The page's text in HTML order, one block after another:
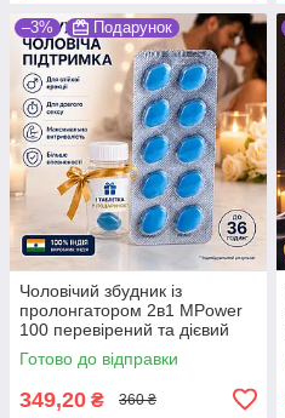
–3% Подарунок
Чоловічий збудник із
пролонгатором 2в1 MPower
100 перевірений та дієвий
препарат 10 таблеток
Готово до відправки
349,20 ₴ 360 ₴